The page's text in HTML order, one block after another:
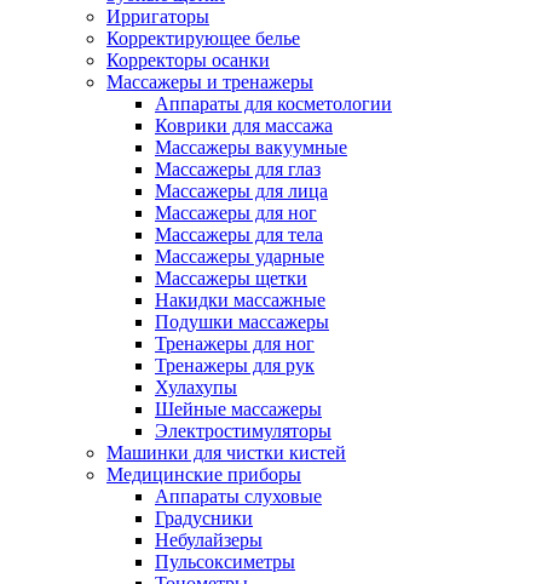
Ирригаторы
Корректирующее белье
Корректоры осанки
Массажеры и тренажеры
Аппараты для косметологии
Коврики для массажа
Массажеры вакуумные
Массажеры для глаз
Массажеры для лица
Массажеры для ног
Массажеры для тела
Массажеры ударные
Массажеры щетки
Накидки массажные
Подушки массажеры
Тренажеры для ног
Тренажеры для рук
Хулахупы
Шейные массажеры
Электростимуляторы
Машинки для чистки кистей
Медицинские приборы
Аппараты слуховые
Градусники
Небулайзеры
Пульсоксиметры